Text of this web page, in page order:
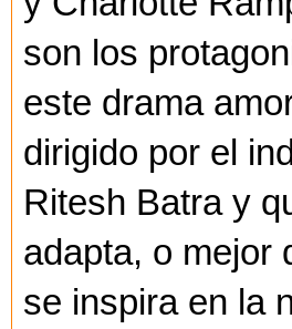
son los
este drama
dirigido por el
Ritesh Batra y
adapta, o mejor
se inspira en la